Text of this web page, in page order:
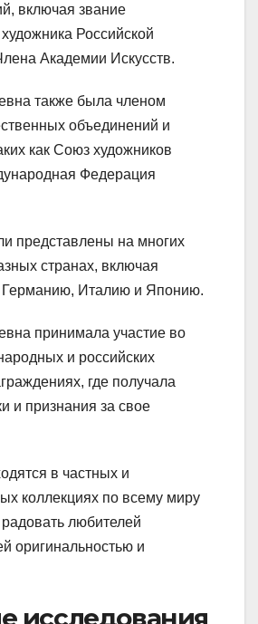
включая звание
Российской
Академии Искусств.
также была членом
объединений и
как Союз художников
Федерация
представлены на многих
странах, включая
Италию и Японию.
принимала участие во
и российских
где получала
и признания за свое
в частных и
коллекциях по всему миру
любителей
оригинальностью и
исследования